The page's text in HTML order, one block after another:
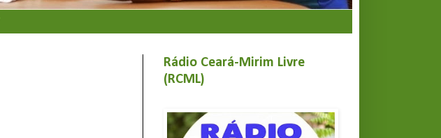
Rádio Ceará-Mirim Livre
(RCML)